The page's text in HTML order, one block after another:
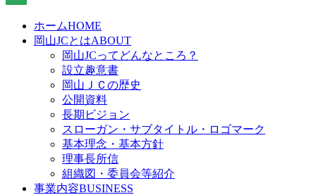
ホームHOME
岡山JCとはABOUT
岡山JCってどんなところ？
設立趣意書
岡山ＪＣの歴史
公開資料
長期ビジョン
スローガン・サブタイトル・ロゴマーク
基本理念・基本方針
理事長所信
組織図・委員会等紹介
事業内容BUSINESS